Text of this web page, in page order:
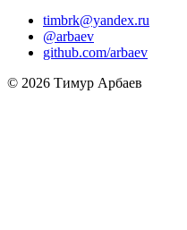
timbrk@yandex.ru
@arbaev
github.com/arbaev
© 2026 Тимур Арбаев